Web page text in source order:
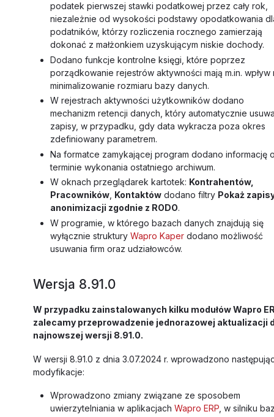
podatek pierwszej stawki podatkowej przez cały rok,
niezależnie od wysokości podstawy opodatkowania
podatników, którzy rozliczenia rocznego zamierzają
dokonać z małżonkiem uzyskującym niskie dochody.
Dodano funkcje kontrolne księgi, które poprzez
porządkowanie rejestrów aktywności mają m.in. wpływ
minimalizowanie rozmiaru bazy danych.
W rejestrach aktywności użytkowników dodano
mechanizm retencji danych, który automatycznie
zapisy, w przypadku, gdy data wykracza poza okres
zdefiniowany parametrem.
Na formatce zamykającej program dodano informację
terminie wykonania ostatniego archiwum.
W oknach przeglądarek kartotek: Kontrahentów,
Pracowników Kontaktów dodano filtry Pokaż
anonimizacji zgodnie z RODO.
W programie, w którego bazach danych znajdują się
wyłącznie struktury Wapro Kaper dodano możliwość
usuwania firm oraz udziałowców.
Wersja 8.91.0
W przypadku zainstalowanych kilku modułów Wapro
zalecamy przeprowadzenie jednorazowej aktualizacji
najnowszej wersji 8.91.0.
W wersji 8.91.0 z dnia 3.07.2024 r. wprowadzono
modyfikacje:
Wprowadzono zmiany związane ze sposobem
uwierzytelniania w aplikacjach Wapro ERP , w silniku